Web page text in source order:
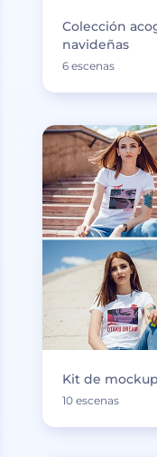
Colección
navideñas
6 escenas
Kit de
10 escenas